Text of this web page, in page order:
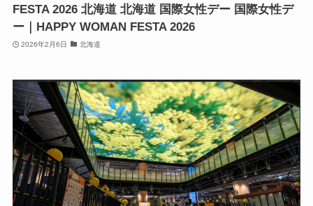
FESTA 2026 北海道 北海道 国際女性デー 国際女性デ
ー｜HAPPY WOMAN FESTA 2026
2026年2月6日 北海道